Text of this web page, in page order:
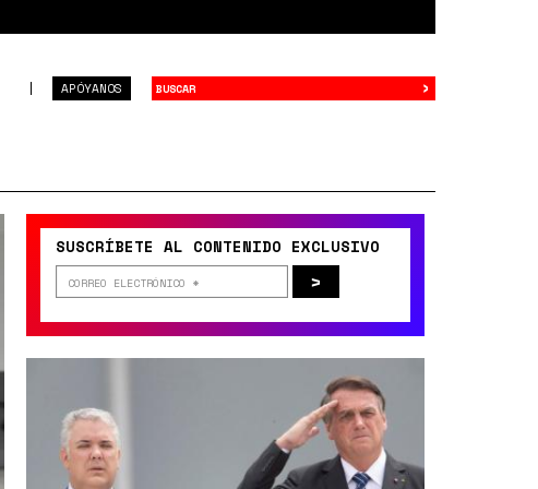
APÓYANOS ›
SUSCRÍBETE AL CONTENIDO EXCLUSIVO
>